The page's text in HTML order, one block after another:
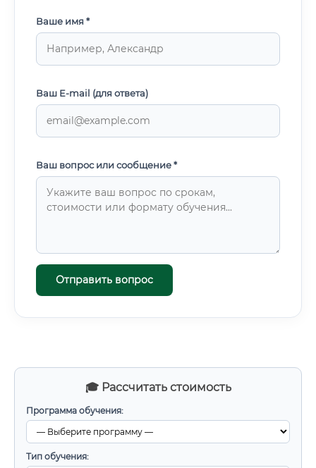
🎓 Рассчитать стоимость
Программа обучения:
Тип обучения:
Ваше имя *
Ваш E-mail (для ответа)
Ваш вопрос или сообщение *
Отправить вопрос